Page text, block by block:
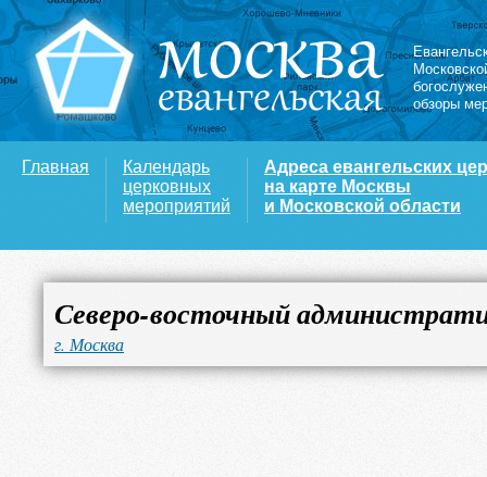
обзоры
Главная
Календарь
церковных
мероприятий
Адреса евангельских
на карте Москвы
и Московской области
Северо-восточный
г. Москва